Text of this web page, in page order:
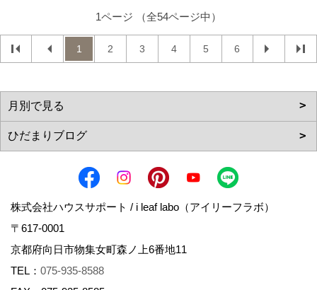
1ページ （全54ページ中）
1 2 3 4 5 6
株式会社ハウスサポート / i leaf labo（アイリーフラボ）
〒617-0001
京都府向日市物集女町森ノ上6番地11
TEL： 075-935-8588